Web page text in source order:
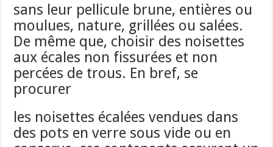
sans leur pellicule brune, entières ou
moulues, nature, grillées ou salées.
De même que, choisir des noisettes
aux écales non fissurées et non
percées de trous. En bref, se
procurer
les noisettes écalées vendues dans
des pots en verre sous vide ou en